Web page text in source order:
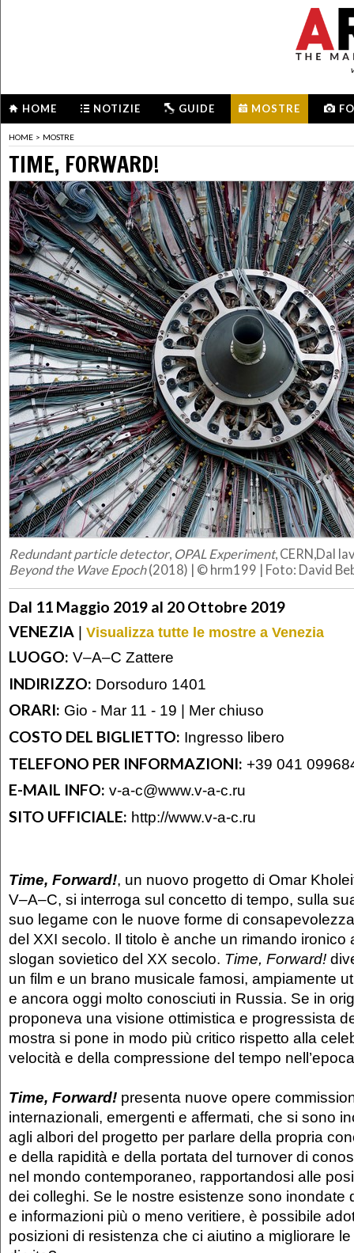
HOME NOTIZIE GUIDE MOSTRE
HOME > MOSTRE
TIME, FORWARD!
Redundant particle detector, OPAL Experiment, CERN,Dal
Beyond the Wave Epoch(2018) | © hrm199 | Foto: David
Dal 11 Maggio 2019 al 20 Ottobre 2019
VENEZIA | Visualizza tutte le mostre a Venezia
LUOGO: V–A–C Zattere
INDIRIZZO: Dorsoduro 1401
ORARI: Gio - Mar 11 - 19 | Mer chiuso
COSTO DEL BIGLIETTO: Ingresso libero
TELEFONO PER INFORMAZIONI: +39 041
E-MAIL INFO: v-a-c@www.v-a-c.ru
SITO UFFICIALE: http://www.v-a-c.ru
Time, Forward!, un nuovo progetto di Omar
V–A–C, si interroga sul concetto di tempo, sulla
suo legame con le nuove forme di
del XXI secolo. Il titolo è anche un rimando ironico
slogan sovietico del XX secolo. Time, Forward!
un film e un brano musicale famosi, ampiamente
e ancora oggi molto conosciuti in Russia. Se in
proponeva una visione ottimistica e progressista
mostra si pone in modo più critico rispetto alla
velocità e della compressione del tempo
Time, Forward! presenta nuove opere
internazionali, emergenti e affermati, che si sono
agli albori del progetto per parlare della propria
e della rapidità e della portata del turnover di
nel mondo contemporaneo, rapportandosi alle
dei colleghi. Se le nostre esistenze sono inondate
e informazioni più o meno veritiere, è possibile
posizioni di resistenza che ci aiutino a migliorare